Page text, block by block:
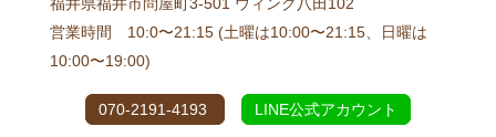
営業時間 10:0〜21:15 (土曜は10:00〜21:15、日曜は
10:00〜19:00)
070-2191-4193 LINE公式アカウント